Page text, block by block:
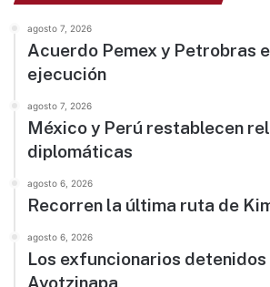
agosto 7, 2026
Acuerdo Pemex y Petrobras
ejecución
agosto 7, 2026
México y Perú restablecen
diplomáticas
agosto 6, 2026
Recorren la última ruta de
agosto 6, 2026
Los exfuncionarios
Ayotzinapa